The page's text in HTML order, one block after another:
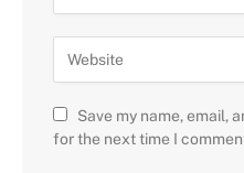
Save my name, email,
for the next time I